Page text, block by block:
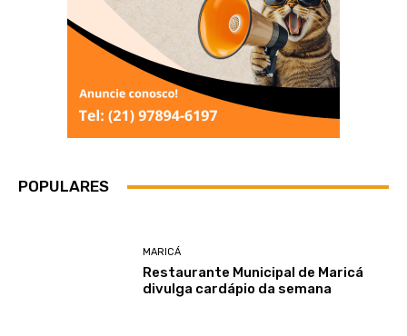
POPULARES
MARICÁ
Restaurante Municipal de Maricá
divulga cardápio da semana